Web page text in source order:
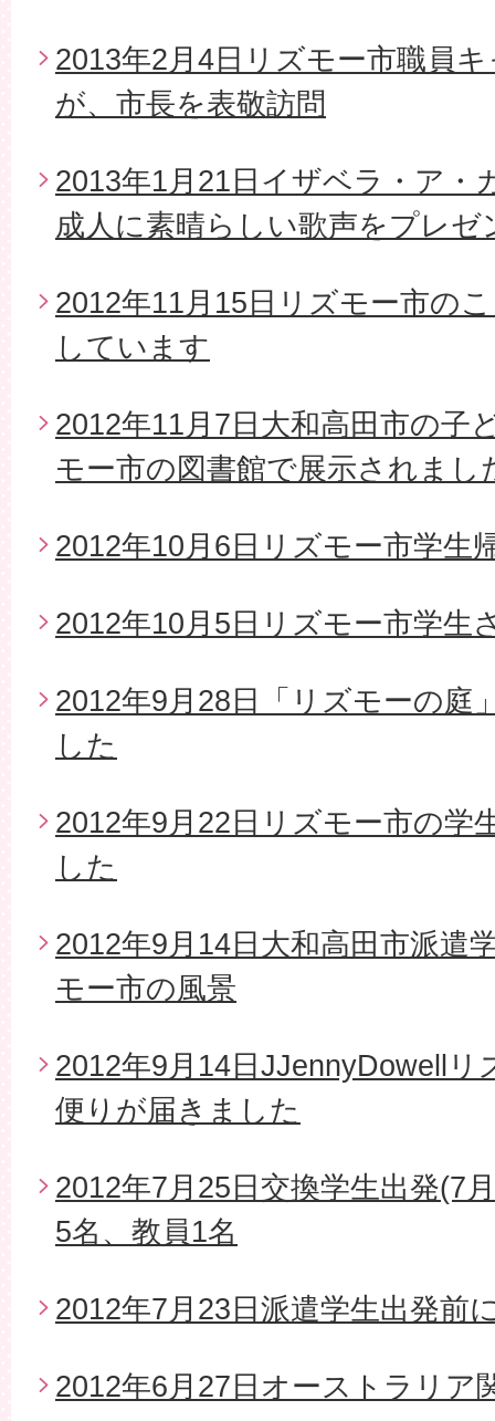
2013年2月4日リズモー市職員
が、市長を表敬訪問
2013年1月21日イザベラ・ア・
成人に素晴らしい歌声をプレ
2012年11月15日リズモー市の
しています
2012年11月7日大和高田市の子
モー市の図書館で展示されまし
2012年10月6日リズモー市学生
2012年10月5日リズモー市学生
2012年9月28日「リズモーの庭
した
2012年9月22日リズモー市の学
した
2012年9月14日大和高田市派遣
モー市の風景
2012年9月14日JJennyDowellリ
便りが届きました
2012年7月25日交換学生出発(7
5名、教員1名
2012年7月23日派遣学生出発前
2012年6月27日オーストラリア